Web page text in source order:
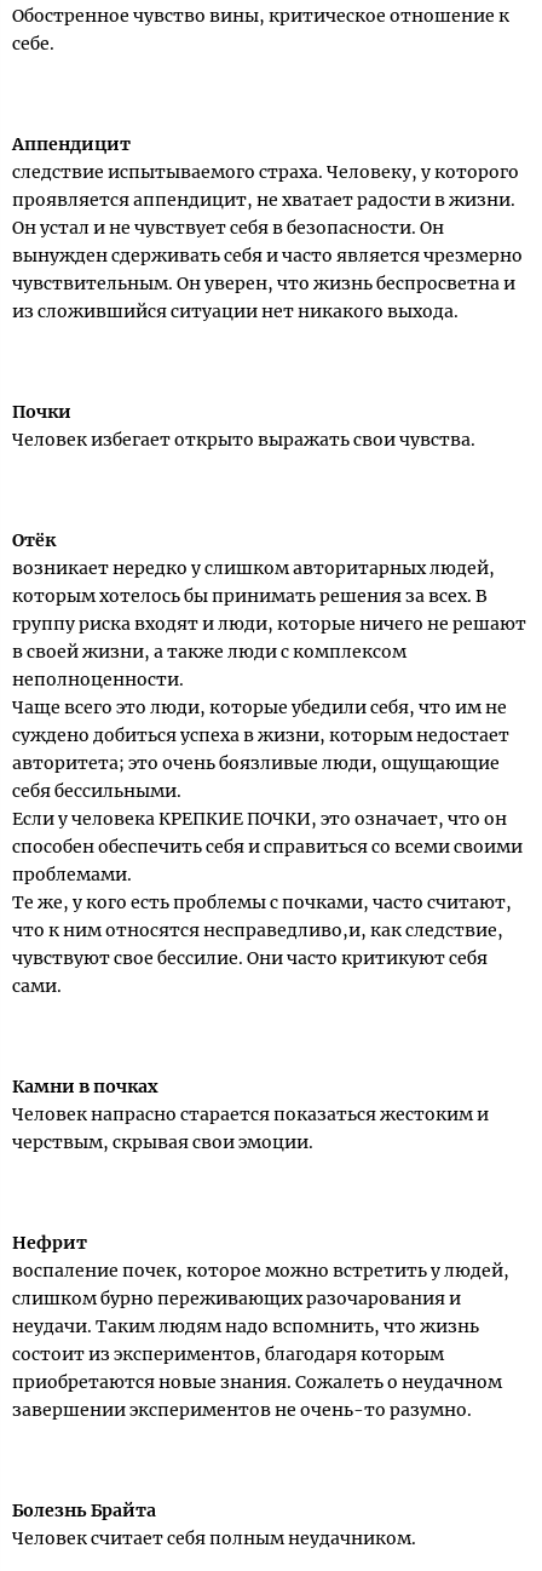
Обостренное чувство вины, критическое отношение к
себе.
Аппендицит
следствие испытываемого страха. Человеку, у которого
проявляется аппендицит, не хватает радости в жизни.
Он устал и не чувствует себя в безопасности. Он
вынужден сдерживать себя и часто является чрезмерно
чувствительным. Он уверен, что жизнь беспросветна и
из сложившийся ситуации нет никакого выхода.
Почки
Человек избегает открыто выражать свои чувства.
Отёк
возникает нередко у слишком авторитарных людей,
которым хотелось бы принимать решения за всех. В
группу риска входят и люди, которые ничего не решают
в своей жизни, а также люди с комплексом
неполноценности.
Чаще всего это люди, которые убедили себя, что им не
суждено добиться успеха в жизни, которым недостает
авторитета; это очень боязливые люди, ощущающие
себя бессильными.
Если у человека КРЕПКИЕ ПОЧКИ, это означает, что он
способен обеспечить себя и справиться со всеми своими
проблемами.
Те же, у кого есть проблемы с почками, часто считают,
что к ним относятся несправедливо,и, как следствие,
чувствуют свое бессилие. Они часто критикуют себя
сами.
Камни в почках
Человек напрасно старается показаться жестоким и
черствым, скрывая свои эмоции.
Нефрит
воспаление почек, которое можно встретить у людей,
слишком бурно переживающих разочарования и
неудачи. Таким людям надо вспомнить, что жизнь
состоит из экспериментов, благодаря которым
приобретаются новые знания. Сожалеть о неудачном
завершении экспериментов не очень-то разумно.
Болезнь Брайта
Человек считает себя полным неудачником.